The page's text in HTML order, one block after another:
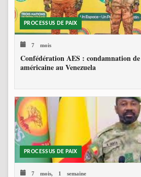
PROCESSUS DE PAIX
7 mois
Confédération AES : condamnation
américaine au Venezuela
PROCESSUS DE PAIX
7 mois, 1 semaine